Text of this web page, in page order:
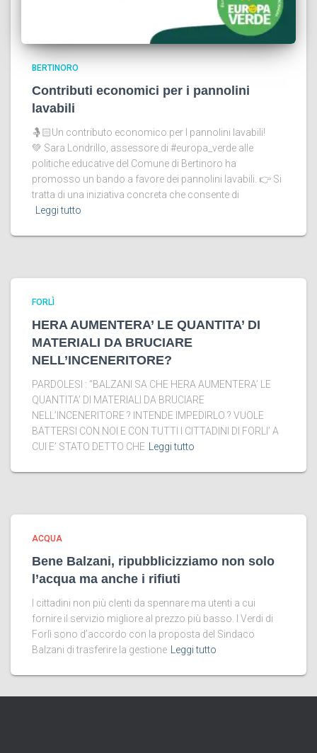
BERTINORO
Contributi economici per i pannolini
lavabili
🤱🏻Un contributo economico per I pannolini lavabili!
💚 Sara Londrillo, assessore di #europa_verde alle
politiche educative del Comune di Bertinoro ha
promosso un bando a favore dei pannolini lavabili. 👉 Si
tratta di una iniziativa concreta che consente di
Leggi tutto
FORLÌ
HERA AUMENTERA’ LE QUANTITA’ DI
MATERIALI DA BRUCIARE
NELL’INCENERITORE?
PARDOLESI : “BALZANI SA CHE HERA AUMENTERA’ LE
QUANTITA’ DI MATERIALI DA BRUCIARE
NELL’INCENERITORE ? INTENDE IMPEDIRLO ? VUOLE
BATTERSI CON NOI E CON TUTTI I CITTADINI DI FORLI’ A
CUI E’ STATO DETTO CHE
Leggi tutto
ACQUA
Bene Balzani, ripubblicizziamo non solo
l’acqua ma anche i rifiuti
I cittadini non più clenti da spennare ma utenti a cui
fornire il servizio migliore al prezzo più basso. I Verdi di
Forlì sono d’accordo con la proposta del Sindaco
Balzani di trasferire la gestione
Leggi tutto